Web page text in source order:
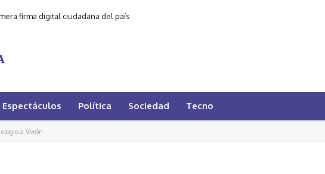
firma digital ciudadana del país
Espectáculos Política Sociedad Tecno
a Verón